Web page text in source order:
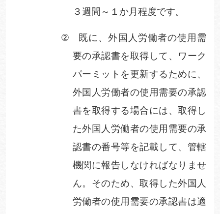
３週間～１か月程度です。
②
既に、外国人労働者の使用需
要の承認書を取得して、ワーク
パーミットを更新するために、
外国人労働者の使用需要の承認
書を取得する場合には、取得し
た外国人労働者の使用需要の承
認書の番号等を記載して、管轄
機関に報告しなければなりませ
ん。そのため、取得した外国人
労働者の使用需要の承認書は適